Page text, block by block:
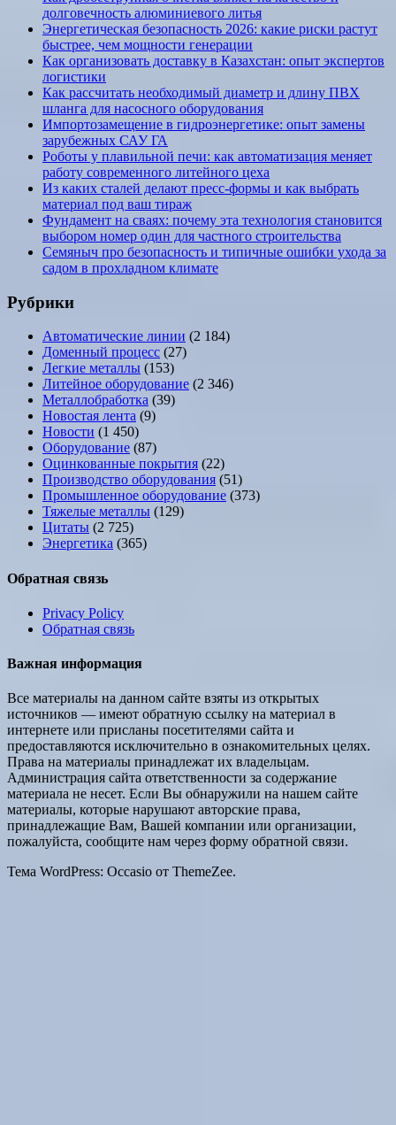
долговечность алюминиевого литья
Энергетическая безопасность 2026: какие риски растут
быстрее, чем мощности генерации
Как организовать доставку в Казахстан: опыт экспертов
логистики
Как рассчитать необходимый диаметр и длину ПВХ
шланга для насосного оборудования
Импортозамещение в гидроэнергетике: опыт замены
зарубежных САУ ГА
Роботы у плавильной печи: как автоматизация меняет
работу современного литейного цеха
Из каких сталей делают пресс-формы и как выбрать
материал под ваш тираж
Фундамент на сваях: почему эта технология становится
выбором номер один для частного строительства
Семяныч про безопасность и типичные ошибки ухода за
садом в прохладном климате
Рубрики
Автоматические линии (2 184)
Доменный процесс (27)
Легкие металлы (153)
Литейное оборудование (2 346)
Металлобработка (39)
Новостая лента (9)
Новости (1 450)
Оборудование (87)
Оцинкованные покрытия (22)
Производство оборудования (51)
Промышленное оборудование (373)
Тяжелые металлы (129)
Цитаты (2 725)
Энергетика (365)
Обратная связь
Privacy Policy
Обратная связь
Важная информация
Все материалы на данном сайте взяты из открытых
источников — имеют обратную ссылку на материал в
интернете или присланы посетителями сайта и
предоставляются исключительно в ознакомительных целях.
Права на материалы принадлежат их владельцам.
Администрация сайта ответственности за содержание
материала не несет. Если Вы обнаружили на нашем сайте
материалы, которые нарушают авторские права,
принадлежащие Вам, Вашей компании или организации,
пожалуйста, сообщите нам через форму обратной связи.
Тема WordPress: Occasio от ThemeZee.